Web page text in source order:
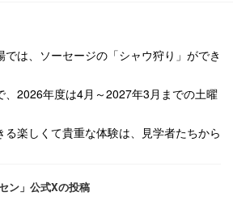
では、ソーセージの「シャウ狩り」ができ
、2026年度は4月～2027年3月までの土曜
る楽しくて貴重な体験は、見学者たちから
ン」公式Xの投稿